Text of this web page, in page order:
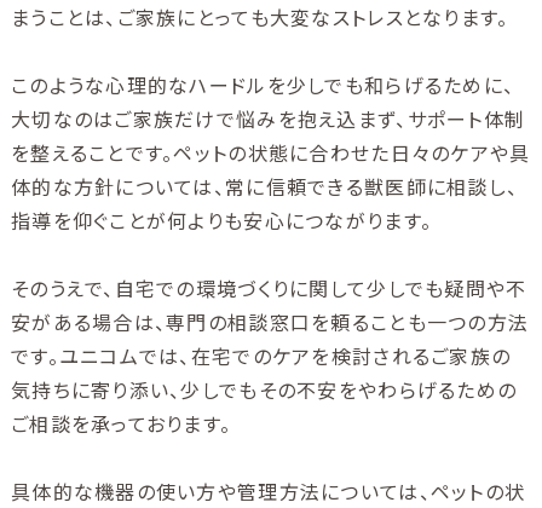
まうことは、ご家族にとっても大変なストレスとなります。
このような心理的なハードルを少しでも和らげるために、
大切なのはご家族だけで悩みを抱え込まず、サポート体制
を整えることです。ペットの状態に合わせた日々のケアや具
体的な方針については、常に信頼できる獣医師に相談し、
指導を仰ぐことが何よりも安心につながります。
そのうえで、自宅での環境づくりに関して少しでも疑問や不
安がある場合は、専門の相談窓口を頼ることも一つの方法
です。ユニコムでは、在宅でのケアを検討されるご家族の
気持ちに寄り添い、少しでもその不安をやわらげるための
ご相談を承っております。
具体的な機器の使い方や管理方法については、ペットの状